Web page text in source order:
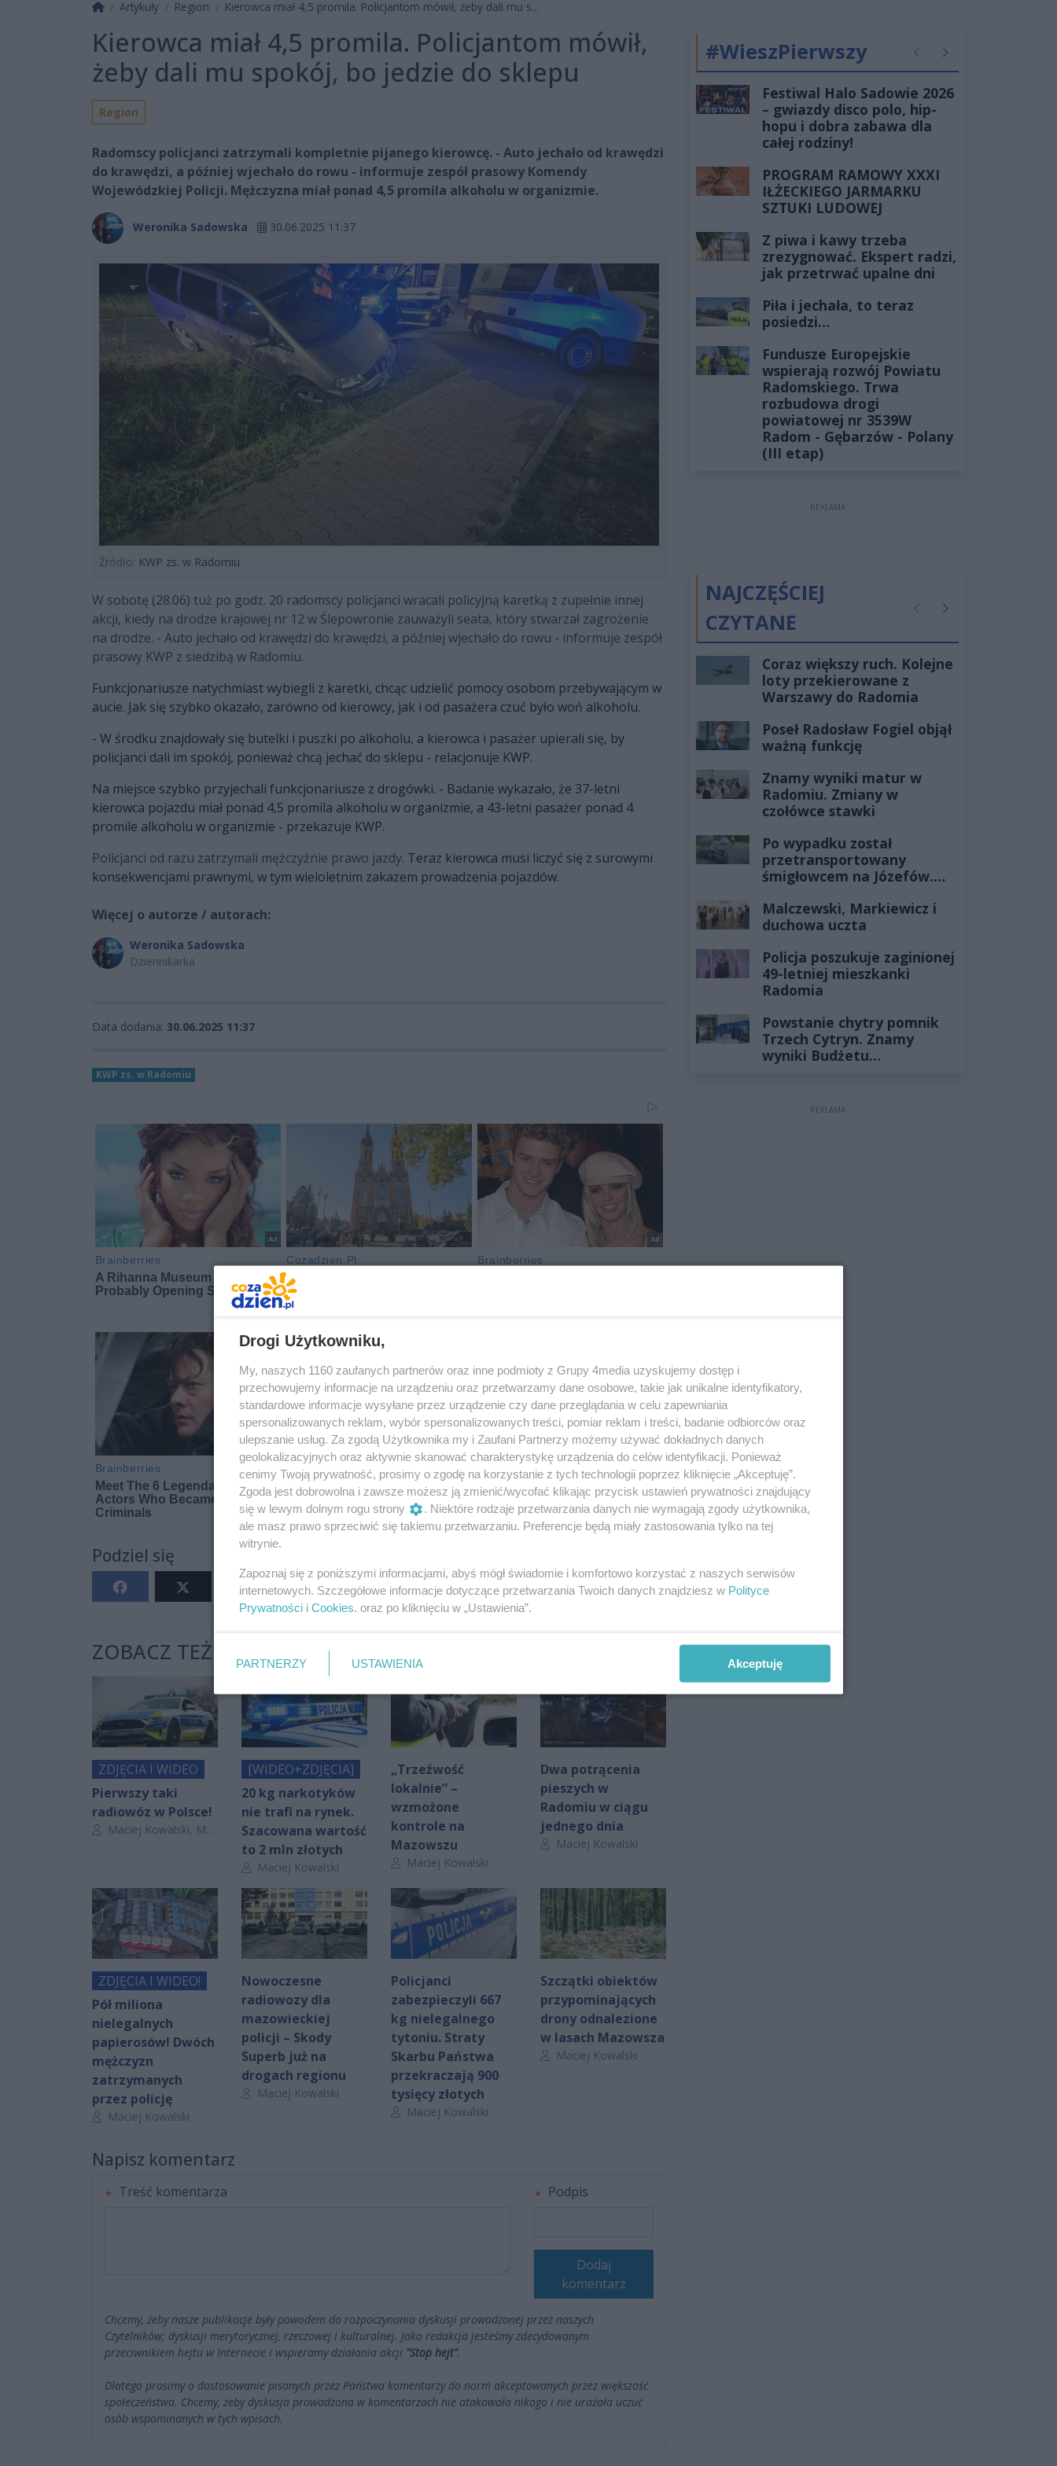
Strona główna
Artykuły Region Kierowca miał 4,5 promila. Policjantom mówił, żeby dali mu s...
Kierowca miał 4,5 promila. Policjantom mówił,
żeby dali mu spokój, bo jedzie do sklepu
Region
Radomscy policjanci zatrzymali kompletnie pijanego kierowcę. - Auto jechało od krawędzi
do krawędzi, a później wjechało do rowu - informuje zespół prasowy Komendy
Wojewódzkiej Policji. Mężczyzna miał ponad 4,5 promila alkoholu w organizmie.
Weronika Sadowska 30.06.2025 11:37
Źródło: KWP zs. w Radomiu
W sobotę (28.06) tuż po godz. 20 radomscy policjanci wracali policyjną karetką z zupełnie innej
akcji, kiedy na drodze krajowej nr 12 w Ślepowronie zauważyli seata, który stwarzał zagrożenie
na drodze. - Auto jechało od krawędzi do krawędzi, a później wjechało do rowu - informuje zespół
prasowy KWP z siedzibą w Radomiu.
Funkcjonariusze natychmiast wybiegli z karetki, chcąc udzielić pomocy osobom przebywającym w
aucie. Jak się szybko okazało, zarówno od kierowcy, jak i od pasażera czuć było woń alkoholu.
- W środku znajdowały się butelki i puszki po alkoholu, a kierowca i pasażer upierali się, by
policjanci dali im spokój, ponieważ chcą jechać do sklepu - relacjonuje KWP.
Na miejsce szybko przyjechali funkcjonariusze z drogówki. - Badanie wykazało, że 37-letni
kierowca pojazdu miał ponad 4,5 promila alkoholu w organizmie, a 43-letni pasażer ponad 4
promile alkoholu w organizmie - przekazuje KWP.
Policjanci od razu zatrzymali mężczyźnie prawo jazdy. Teraz kierowca musi liczyć się z surowymi
konsekwencjami prawnymi, w tym wieloletnim zakazem prowadzenia pojazdów.
Więcej o autorze / autorach:
Weronika Sadowska
Dziennikarka
Data dodania: 30.06.2025 11:37
KWP zs. w Radomiu
Podziel się
0 0
ZOBACZ TEŻ:
ZDJĘCIA I WIDEO
Pierwszy taki
radiowóz w Polsce!
Autor artykułu:
Maciej Kowalski, Magdalena Pluta
[WIDEO+ZDJĘCIA]
20 kg narkotyków
nie trafi na rynek.
Szacowana wartość
to 2 mln złotych
Autor artykułu:
Maciej Kowalski
„Trzeźwość
lokalnie” –
wzmożone
kontrole na
Mazowszu
Autor artykułu:
Maciej Kowalski
Dwa potrącenia
pieszych w
Radomiu w ciągu
jednego dnia
Autor artykułu:
Maciej Kowalski
ZDJĘCIA I WIDEO!
Pół miliona
nielegalnych
papierosów! Dwóch
mężczyzn
zatrzymanych
przez policję
Autor artykułu:
Maciej Kowalski
Nowoczesne
radiowozy dla
mazowieckiej
policji – Skody
Superb już na
drogach regionu
Autor artykułu:
Maciej Kowalski
Policjanci
zabezpieczyli 667
kg nielegalnego
tytoniu. Straty
Skarbu Państwa
przekraczają 900
tysięcy złotych
Autor artykułu:
Maciej Kowalski
Szczątki obiektów
przypominających
drony odnalezione
w lasach Mazowsza
Autor artykułu:
Maciej Kowalski
Napisz komentarz
Treść komentarza Podpis
Dodaj
komentarz
Chcemy, żeby nasze publikacje były powodem do rozpoczynania dyskusji prowadzonej przez naszych
Czytelników; dyskusji merytorycznej, rzeczowej i kulturalnej. Jako redakcja jesteśmy zdecydowanym
przeciwnikiem hejtu w Internecie i wspieramy działania akcji "Stop hejt".
Dlatego prosimy o dostosowanie pisanych przez Państwa komentarzy do norm akceptowanych przez większość
społeczeństwa. Chcemy, żeby dyskusja prowadzona w komentarzach nie atakowała nikogo i nie urażała uczuć
osób wspominanych w tych wpisach.
#WieszPierwszy PoprzednieNastępne
Festiwal Halo Sadowie 2026
– gwiazdy disco polo, hip-
hopu i dobra zabawa dla
całej rodziny!
PROGRAM RAMOWY XXXI
IŁŻECKIEGO JARMARKU
SZTUKI LUDOWEJ
Z piwa i kawy trzeba
zrezygnować. Ekspert radzi,
jak przetrwać upalne dni
Piła i jechała, to teraz
posiedzi…
Fundusze Europejskie
wspierają rozwój Powiatu
Radomskiego. Trwa
rozbudowa drogi
powiatowej nr 3539W
Radom - Gębarzów - Polany
(III etap)
REKLAMA
NAJCZĘŚCIEJ
CZYTANE
PoprzednieNastępne
Coraz większy ruch. Kolejne
loty przekierowane z
Warszawy do Radomia
Poseł Radosław Fogiel objął
ważną funkcję
Znamy wyniki matur w
Radomiu. Zmiany w
czołówce stawki
Po wypadku został
przetransportowany
śmigłowcem na Józefów.
żyłach
Malczewski, Markiewicz i
duchowa uczta
Policja poszukuje zaginionej
49-letniej mieszkanki
Radomia
Powstanie chytry pomnik
Trzech Cytryn. Znamy
wyniki Budżetu
REKLAMA
Drogi Użytkowniku,
My, naszych 1160 zaufanych partnerów oraz inne podmioty z Grupy 4media uzyskujemy dostęp i
przechowujemy informacje na urządzeniu oraz przetwarzamy dane osobowe, takie jak unikalne identyfikatory,
standardowe informacje wysyłane przez urządzenie czy dane przeglądania w celu zapewniania
spersonalizowanych reklam, wybór spersonalizowanych treści, pomiar reklam i treści, badanie odbiorców oraz
ulepszanie usług. Za zgodą Użytkownika my i Zaufani Partnerzy możemy używać dokładnych danych
geolokalizacyjnych oraz aktywnie skanować charakterystykę urządzenia do celów identyfikacji. Ponieważ
cenimy Twoją prywatność, prosimy o zgodę na korzystanie z tych technologii poprzez kliknięcie „Akceptuję”.
Zgoda jest dobrowolna i zawsze możesz ją zmienić/wycofać klikając przycisk ustawień prywatności znajdujący
się w lewym dolnym rogu strony
. Niektóre rodzaje przetwarzania danych nie wymagają zgody użytkownika,
ale masz prawo sprzeciwić się takiemu przetwarzaniu. Preferencje będą miały zastosowania tylko na tej
witrynie.
Zapoznaj się z poniższymi informacjami, abyś mógł świadomie i komfortowo korzystać z naszych serwisów
internetowych. Szczegółowe informacje dotyczące przetwarzania Twoich danych znajdziesz w Polityce
Prywatności i Cookies. oraz po kliknięciu w „Ustawienia”.
PARTNERZY USTAWIENIA Akceptuję